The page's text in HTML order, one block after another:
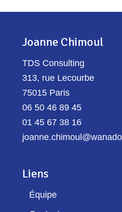
Joanne Chimoul
TDS Consulting
313, rue Lecourbe
75015 Paris
06 50 46 89 45
01 45 67 38 16
Liens
Équipe